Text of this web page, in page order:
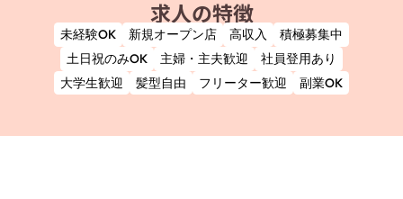
求人の特徴
未経験OK 新規オープン店 高収入
積極募集中
土日祝のみOK
主婦・主夫歓迎
社員登用あり
大学生歓迎
髪型自由 フリーター歓迎 副業OK